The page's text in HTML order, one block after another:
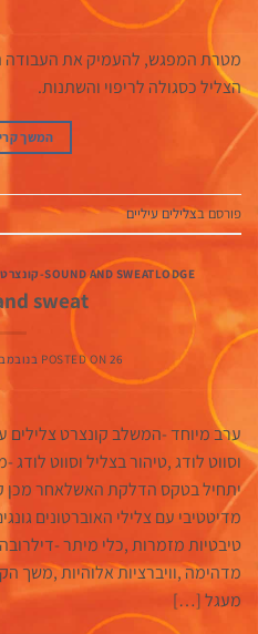
מטרת המפגש, להעמיק את העבודה
הצליל כסגולה לריפוי והשתנות.
המשך
פורסם בצלילים עיליים
SOUND AND SWEATLODGE-קונצרט צלילים וטקס סווטלודג'
sweat
POSTED ON 26 בנובמבר 2014
ערב מיוחד -המשלב קונצרט צלילים
וסווט לודג ,טיהור בצליל וסווט
יתחיל בטקס הדלקת האשלאחר מכן
מדיטטיבי עם צלילי האוברטונים
טיבטיות מזמרות ,כלי מיתר -
מדהימה ,וויברציות אלוהיות ,משך
מעגל […]